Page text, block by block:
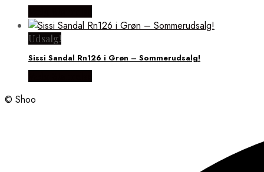
Udsalg!
Sissi Sandal Rn126 i Grøn – Sommerudsalg!
© Shoo